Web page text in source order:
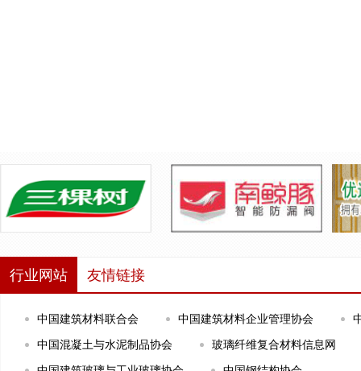
行业网站 友情链接
中国建筑材料联合会 中国建筑材料企业管理协会
中国混凝土与水泥制品协会
玻璃纤维复合材料信息网